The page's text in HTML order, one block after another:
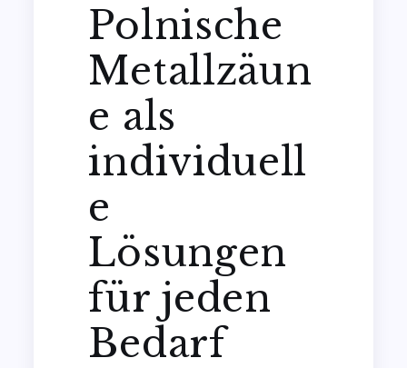
Polnische
Metallzäun
e als
individuell
e
Lösungen
für jeden
Bedarf